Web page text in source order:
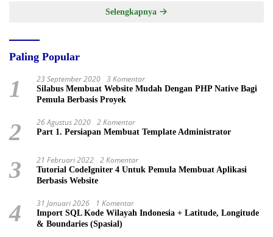
Selengkapnya
Paling Popular
1 23 September 2020 3 Komentar
Silabus Membuat Website Mudah Dengan PHP Native Bagi
Pemula Berbasis Proyek
2 26 Agustus 2020 2 Komentar
Part 1. Persiapan Membuat Template Administrator
3 21 Februari 2022 2 Komentar
Tutorial CodeIgniter 4 Untuk Pemula Membuat Aplikasi
Berbasis Website
4 31 Januari 2026 1 Komentar
Import SQL Kode Wilayah Indonesia + Latitude, Longitude
& Boundaries (Spasial)